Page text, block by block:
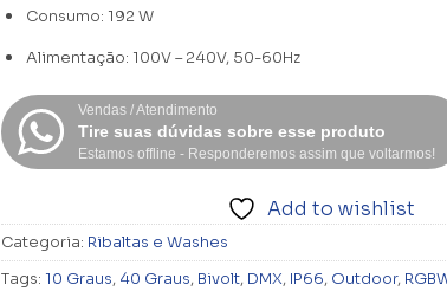
Consumo: 192 W
Alimentação: 100V – 240V, 50-60Hz
Vendas / Atendimento
Tire suas dúvidas sobre esse produto
Estamos offline - Responderemos assim que voltarmos!
Add to wishlist
Categoria: Ribaltas e Washes
Tags: 10 Graus, 40 Graus, Bivolt, DMX, IP66, Outdoor,